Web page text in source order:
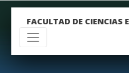
FACULTAD DE CIENCIAS